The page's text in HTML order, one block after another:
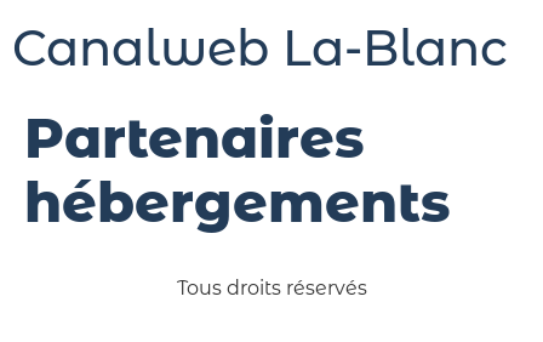
Canalweb La-Blanc
Partenaires
hébergements
Tous droits réservés